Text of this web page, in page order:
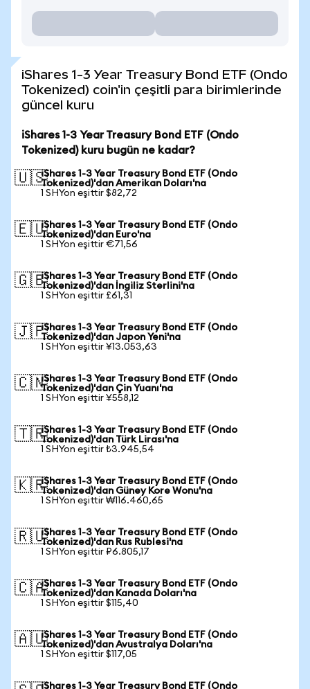
iShares 1-3 Year Treasury Bond ETF (Ondo
Tokenized) coin'in çeşitli para birimlerinde
güncel kuru
iShares 1-3 Year Treasury Bond ETF (Ondo
Tokenized) kuru bugün ne kadar?
🇺🇸iShares 1-3 Year Treasury Bond ETF (Ondo
Tokenized)'dan Amerikan Doları'na
1 SHYon eşittir $82,72
🇪🇺iShares 1-3 Year Treasury Bond ETF (Ondo
Tokenized)'dan Euro'na
1 SHYon eşittir €71,56
🇬🇧iShares 1-3 Year Treasury Bond ETF (Ondo
Tokenized)'dan İngiliz Sterlini'na
1 SHYon eşittir £61,31
🇯🇵iShares 1-3 Year Treasury Bond ETF (Ondo
Tokenized)'dan Japon Yeni'na
1 SHYon eşittir ¥13.053,63
🇨🇳iShares 1-3 Year Treasury Bond ETF (Ondo
Tokenized)'dan Çin Yuanı'na
1 SHYon eşittir ¥558,12
🇹🇷iShares 1-3 Year Treasury Bond ETF (Ondo
Tokenized)'dan Türk Lirası'na
1 SHYon eşittir ₺3.945,54
🇰🇷iShares 1-3 Year Treasury Bond ETF (Ondo
Tokenized)'dan Güney Kore Wonu'na
1 SHYon eşittir ₩116.460,65
🇷🇺iShares 1-3 Year Treasury Bond ETF (Ondo
Tokenized)'dan Rus Rublesi'na
1 SHYon eşittir ₽6.805,17
🇨🇦iShares 1-3 Year Treasury Bond ETF (Ondo
Tokenized)'dan Kanada Doları'na
1 SHYon eşittir $115,40
🇦🇺iShares 1-3 Year Treasury Bond ETF (Ondo
Tokenized)'dan Avustralya Doları'na
1 SHYon eşittir $117,05
iShares 1-3 Year Treasury Bond ETF (Ondo